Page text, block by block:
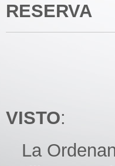
RESERVA
VISTO:
La